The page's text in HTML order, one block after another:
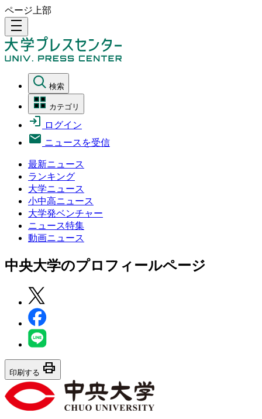
ページ上部
density_medium
検索
カテゴリ
ログイン
ニュースを受信
最新ニュース
ランキング
大学ニュース
小中高ニュース
大学発ベンチャー
ニュース特集
動画ニュース
中央大学のプロフィールページ
印刷する print